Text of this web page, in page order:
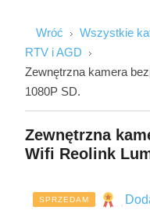
Wróć Wszystkie
RTV i AGD
Zewnętrzna kamera
1080P SD.
Zewnętrzna
Wifi Reolink
SPRZEDAM